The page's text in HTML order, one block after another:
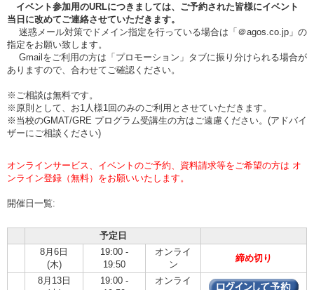
イベント参加用のURLにつきましては、ご予約された皆様にイベント
当日に改めてご連絡させていただきます。
迷惑メール対策でドメイン指定を行っている場合は「＠agos.co.jp」の
指定をお願い致します。
Gmailをご利用の方は「プロモーション」タブに振り分けられる場合が
ありますので、合わせてご確認ください。
※ご相談は無料です。
※原則として、お1人様1回のみのご利用とさせていただきます。
※当校のGMAT/GRE プログラム受講生の方はご遠慮ください。(アドバイ
ザーにご相談ください)
オンラインサービス、イベントのご予約、資料請求等をご希望の方は オ
ンライン登録（無料）をお願いいたします。
開催日一覧:
予定日
8月6日
(木)
19:00 -
19:50
オンライ
ン
締め切り
8月13日
19:00 -
オンライ